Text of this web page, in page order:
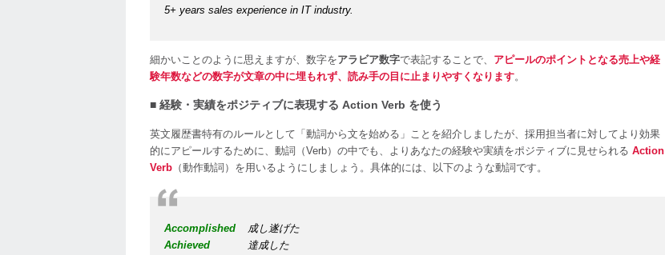
5+ years sales experience in IT industry.
細かいことのように思えますが、数字をアラビア数字で表記することで、 アピールのポイントとなる売上や経
験年数などの数字が文章の中に埋もれず、読み手の目に止まりやすくなります。
■ 経験・実績をポジティブに表現する Action Verb を使う
英文履歴書特有のルールとして「動詞から文を始める」ことを紹介しましたが、採用担当者に対してより効果
的にアピールするために、動詞（Verb）の中でも、よりあなたの経験や実績をポジティブに見せられる Action
Verb （動作動詞）を用いるようにしましょう。具体的には、以下のような動詞です。
Accomplished
成し遂げた
Achieved
達成した